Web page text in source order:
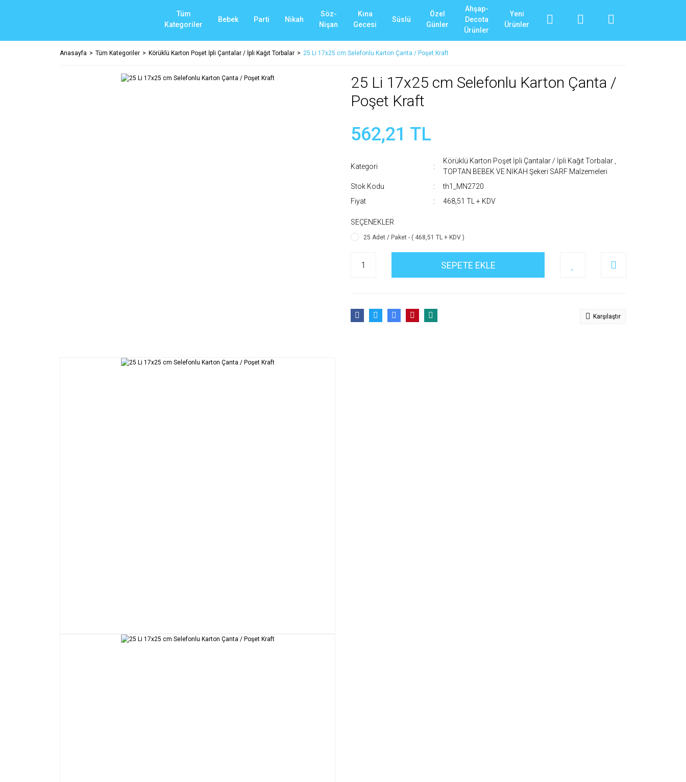
Tüm
Kategoriler
Bebek Parti Nikah
Söz-
Nişan
Kına
Gecesi
Süslü
Özel
Günler
Ahşap-
Decota
Ürünler
Yeni
Ürünler
Anasayfa Tüm Kategoriler Körüklü Karton Poşet İpli Çantalar / İpli Kağıt Torbalar 25 Li 17x25 cm Selefonlu Karton Çanta / Poşet Kraft
25 Li 17x25 cm Selefonlu Karton Çanta /
Poşet Kraft
562,21 TL
Kategori
Körüklü Karton Poşet İpli Çantalar / İpli Kağıt Torbalar
TOPTAN BEBEK VE NİKAH Şekeri SARF Malzemeleri
Stok Kodu
th1_MN2720
Fiyat
468,51 TL + KDV
SEÇENEKLER
25 Adet / Paket - ( 468,51 TL + KDV )
SEPETE EKLE
Karşılaştır